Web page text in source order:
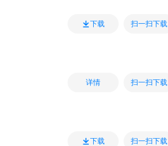
下载 扫一扫下载
详情 扫一扫下载
下载 扫一扫下载